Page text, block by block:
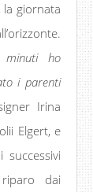
la giornata
minuti ho
i parenti
Irina
Elgert, e
dai